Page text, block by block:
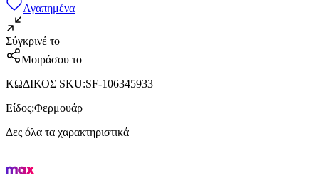
Αγαπημένα
Σύγκρινέ το
Μοιράσου το
ΚΩΔΙΚΟΣ SKU:SF-106345933
Είδος:Φερμουάρ
Δες όλα τα χαρακτηριστικά